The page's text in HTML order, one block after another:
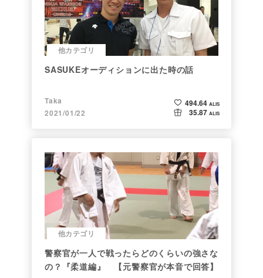
他カテゴリ
SASUKEオーディションに出た時の話
Taka
2021/01/22
494.64 ALIS
35.87 ALIS
他カテゴリ
警察官が一人で戦ったらどのくらいの強さな
の？『柔道編』 【元警察官が本音で回答】